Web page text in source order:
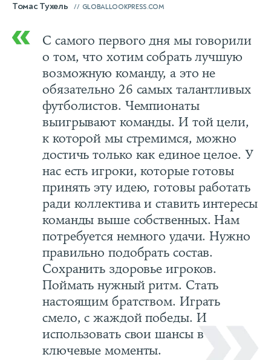
Томас Тухель GLOBALLOOKPRESS.COM
С самого первого дня мы говорили
о том, что хотим собрать лучшую
возможную команду, а это не
обязательно 26 самых талантливых
футболистов. Чемпионаты
выигрывают команды. И той цели,
к которой мы стремимся, можно
достичь только как единое целое. У
нас есть игроки, которые готовы
принять эту идею, готовы работать
ради коллектива и ставить интересы
команды выше собственных. Нам
потребуется немного удачи. Нужно
правильно подобрать состав.
Сохранить здоровье игроков.
Поймать нужный ритм. Стать
настоящим братством. Играть
смело, с жаждой победы. И
использовать свои шансы в
ключевые моменты.